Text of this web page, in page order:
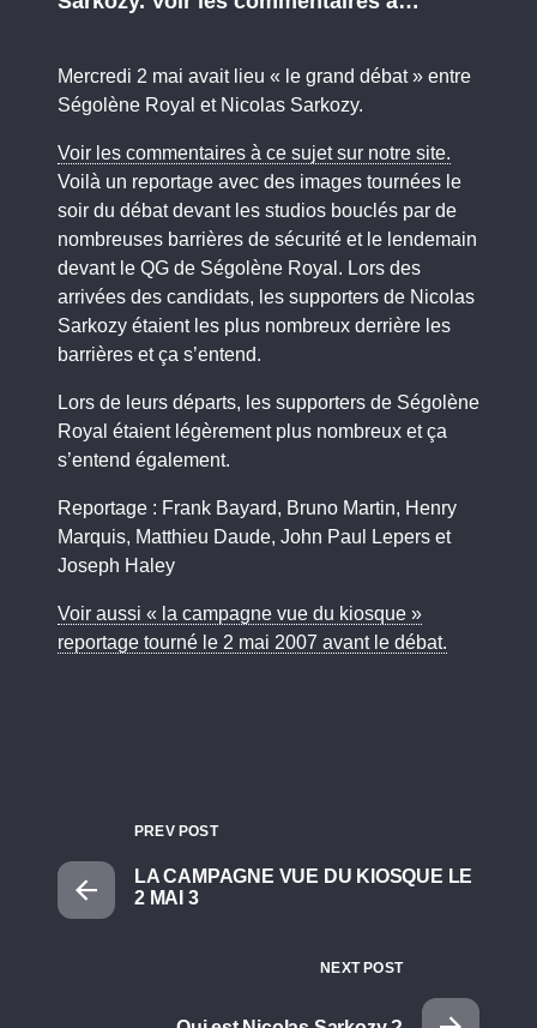
Mercredi 2 mai avait lieu « le grand débat » entre
Ségolène Royal et Nicolas Sarkozy.
Voir les commentaires à ce sujet sur notre site.
Voilà un reportage avec des images tournées le
soir du débat devant les studios bouclés par de
nombreuses barrières de sécurité et le lendemain
devant le QG de Ségolène Royal. Lors des
arrivées des candidats, les supporters de Nicolas
Sarkozy étaient les plus nombreux derrière les
barrières et ça s’entend.
Lors de leurs départs, les supporters de Ségolène
Royal étaient légèrement plus nombreux et ça
s’entend également.
Reportage : Frank Bayard, Bruno Martin, Henry
Marquis, Matthieu Daude, John Paul Lepers et
Joseph Haley
Voir aussi « la campagne vue du kiosque »
reportage tourné le 2 mai 2007 avant le débat.
PREV POST
LA CAMPAGNE VUE DU KIOSQUE LE
2 MAI 3
NEXT POST